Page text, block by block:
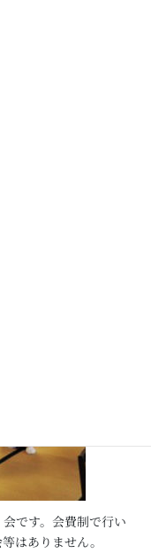
です。会費制で行い
はありません。